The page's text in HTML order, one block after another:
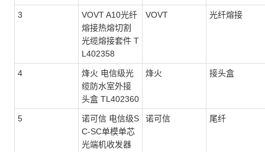
3
VOVT A10光纤
熔接热熔切割
光缆熔接套件 T
L402358
VOVT 光纤熔接
4
烽火 电信级光
缆防水室外接
头盒 TL402360
烽火 接头盒
5
诺可信 电信级S
C-SC单模单芯
光端机收发器
诺可信 尾纤